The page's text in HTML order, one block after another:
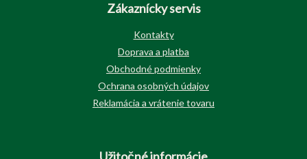
Zákaznícky servis
Kontakty
Doprava a platba
Obchodné podmienky
Ochrana osobných údajov
Reklamácia a vrátenie tovaru